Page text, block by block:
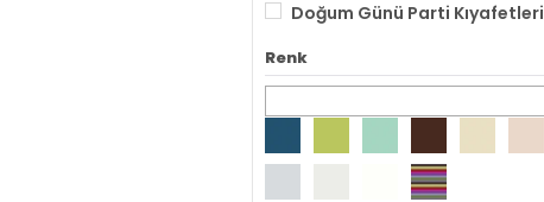
Doğum Günü Parti Kıyafetleri
Renk